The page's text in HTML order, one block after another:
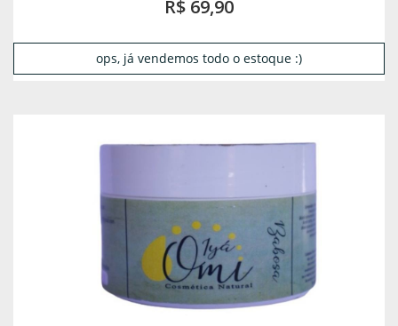
R$ 69,90
ops, já vendemos todo o estoque :)